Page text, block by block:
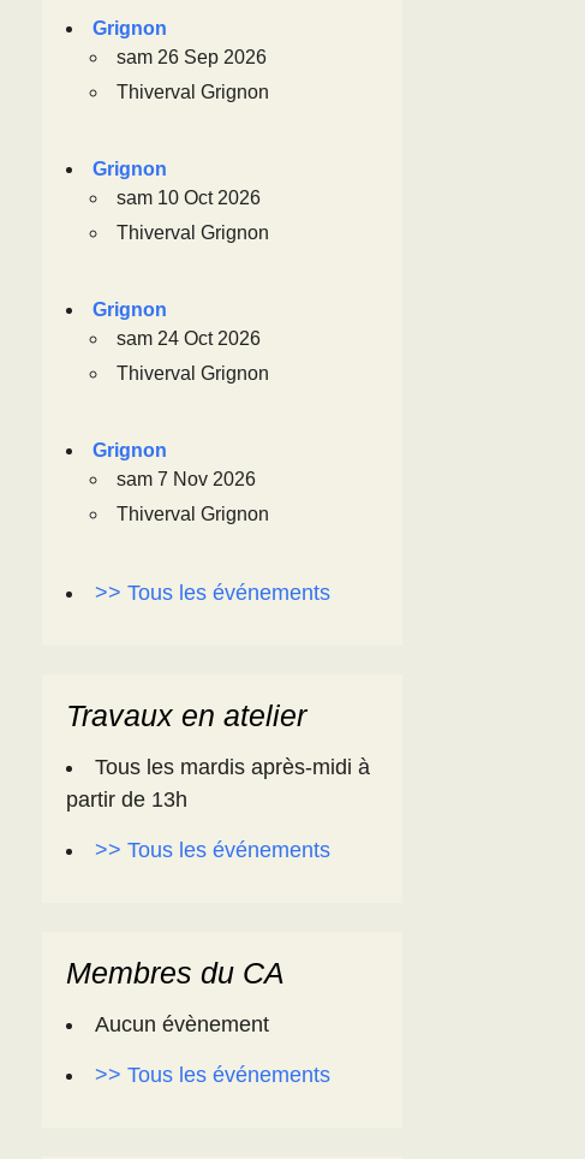
Grignon
sam 26 Sep 2026
Thiverval Grignon
Grignon
sam 10 Oct 2026
Thiverval Grignon
Grignon
sam 24 Oct 2026
Thiverval Grignon
Grignon
sam 7 Nov 2026
Thiverval Grignon
>> Tous les événements
Travaux en atelier
Tous les mardis après-midi à
partir de 13h
>> Tous les événements
Membres du CA
Aucun évènement
>> Tous les événements